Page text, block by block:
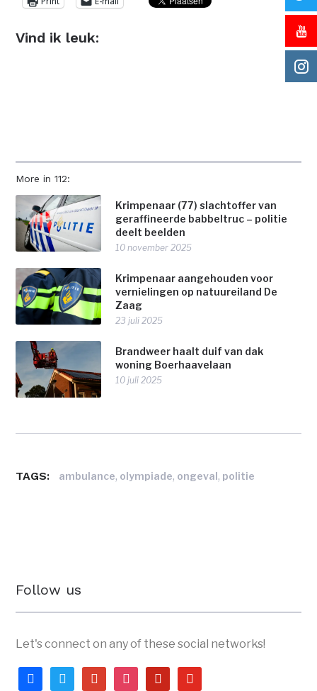
More in 112:
Krimpenaar (77) slachtoffer van
geraffineerde babbeltruc – politie
deelt beelden
10 november 2025
Krimpenaar aangehouden voor
vernielingen op natuureiland De
Zaag
23 juli 2025
Brandweer haalt duif van dak
woning Boerhaavelaan
10 juli 2025
Vind ik leuk:
TAGS: ambulance, olympiade, ongeval, politie
Follow us
Let's connect on any of these social networks!
facebooktwitter google instagrampinterestyoutube